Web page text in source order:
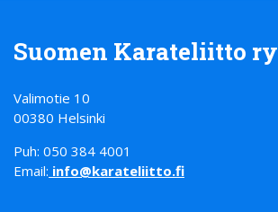
Suomen Karateliitto ry
Valimotie 10
00380 Helsinki
Puh: 050 384 4001
Email: info@karateliitto.fi